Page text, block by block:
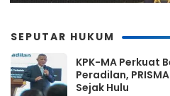
SEPUTAR HUKUM
KPK-MA Perkuat
Peradilan,
Sejak Hulu